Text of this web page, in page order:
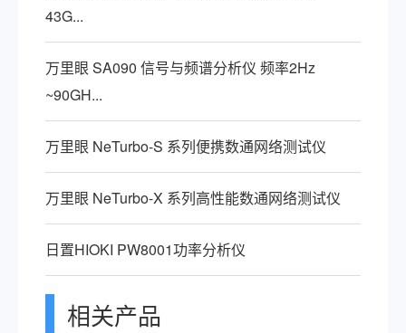
43G...
万里眼 SA090 信号与频谱分析仪 频率2Hz
~90GH...
万里眼 NeTurbo-S 系列便携数通网络测试仪
万里眼 NeTurbo-X 系列高性能数通网络测试仪
日置HIOKI PW8001功率分析仪
相关产品